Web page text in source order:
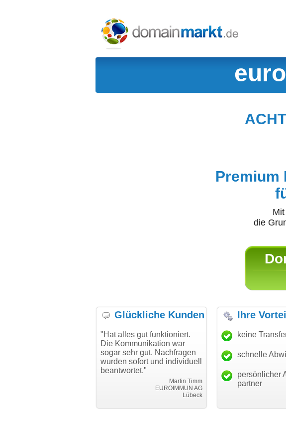
Premium
die
Glückliche Kunden
"Hat alles gut funktioniert.
Die Kommunikation war
sogar sehr gut. Nachfragen
wurden sofort und individuell
beantwortet."
Martin Timm
EUROIMMUN AG
Lübeck
"Danke für den
Transfer und guten
i can eckert
Ihre
keine
schnelle
persönlicher
partner